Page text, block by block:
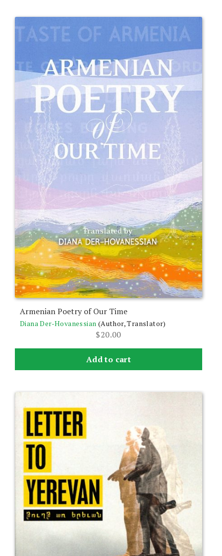
Armenian Poetry of Our Time
Diana Der-Hovanessian (Author, Translator)
$20.00
Add to cart